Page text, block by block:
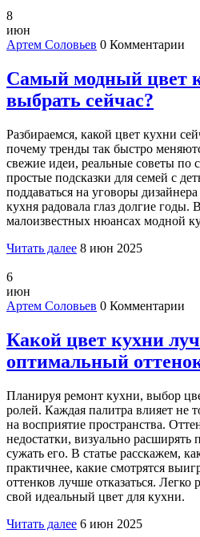
8
июн
Артем Соловьев 0 Комментарии
Самый модный цвет
выбрать сейчас?
Разбираемся, какой цвет кухни
почему тренды так быстро
свежие идеи, реальные советы по
простые подсказки для семей с
поддаваться на уговоры
кухня радовала глаз долгие годы.
малоизвестных нюансах модной
Читать далее 8 июн 2025
6
июн
Артем Соловьев 0 Комментарии
Какой цвет кухни
оптимальный
Планируя ремонт кухни, выбор
ролей. Каждая палитра влияет не
на восприятие пространства.
недостатки, визуально
сужать его. В статье расскажем,
практичнее, какие смотрятся
оттенков лучше отказаться. Легко
свой идеальный цвет для кухни.
Читать далее 6 июн 2025